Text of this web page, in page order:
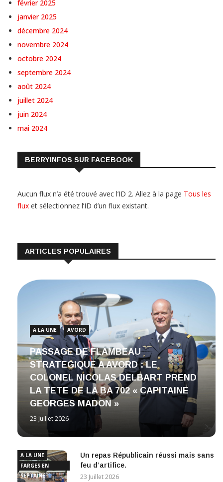
février 2025
janvier 2025
décembre 2024
novembre 2024
octobre 2024
septembre 2024
août 2024
juillet 2024
juin 2024
mai 2024
BERRYINFOS SUR FACEBOOK
Aucun flux n’a été trouvé avec l’ID 2. Allez à la page Tous les
flux et sélectionnez l’ID d’un flux existant.
ARTICLES POPULAIRES
A LA UNE AVORD
PASSAGE DE FLAMBEAU
STRATEGIQUE A AVORD : LE
COLONEL NICOLAS DELBART PREND
LA TETE DE LA BA 702 « CAPITAINE
GEORGES MADON »
23 Juillet 2026
A LA UNE
FARGES EN
SEPTAINE
Un repas Républicain réussi mais sans
feu d’artifice.
23 Juillet 2026